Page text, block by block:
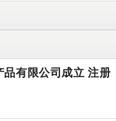
有限公司成立 注册